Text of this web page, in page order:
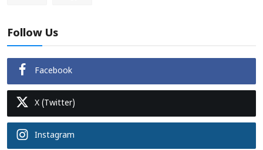
Follow Us
Facebook
X (Twitter)
Instagram